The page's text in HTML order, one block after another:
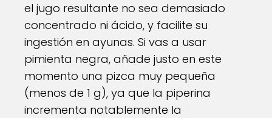
el jugo resultante no sea demasiado
concentrado ni ácido, y facilite su
ingestión en ayunas. Si vas a usar
pimienta negra, añade justo en este
momento una pizca muy pequeña
(menos de 1 g), ya que la piperina
incrementa notablemente la